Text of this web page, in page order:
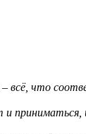
– всё, что